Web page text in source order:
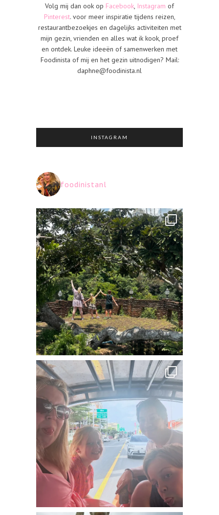
Volg mij dan ook op Facebook, Instagram of
Pinterest. voor meer inspiratie tijdens reizen,
restaurantbezoekjes en dagelijks activiteiten met
mijn gezin, vrienden en alles wat ik kook, proef
en ontdek. Leuke ideeën of samenwerken met
Foodinista of mij en het gezin uitnodigen? Mail:
daphne@foodinista.nl
INSTAGRAM
foodinistanl